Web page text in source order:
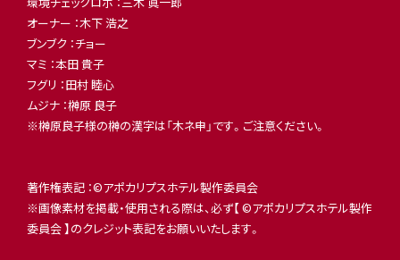
オーナー ：木下 浩之
ブンブク ：チョー
マミ ：本田 貴子
フグリ ：田村 睦心
ムジナ ：榊󠄀原 良子
※榊󠄀原良子様の榊󠄀の漢字は「木ネ申」です。ご注意ください。
著作権表記 ：©アポカリプスホテル製作委員会
※画像素材を掲載・使用される際は、必ず【 ©アポカリプスホテル製作
委員会 】のクレジット表記をお願いいたします。